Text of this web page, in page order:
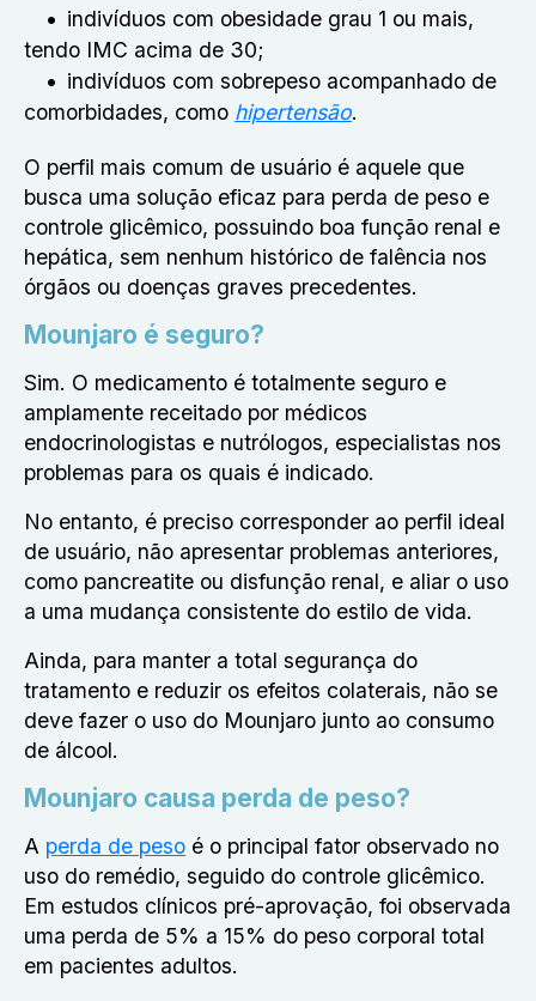
indivíduos com obesidade grau 1 ou mais,
tendo IMC acima de 30;
indivíduos com sobrepeso acompanhado de
comorbidades, como hipertensão.
O perfil mais comum de usuário é aquele que
busca uma solução eficaz para perda de peso e
controle glicêmico, possuindo boa função renal e
hepática, sem nenhum histórico de falência nos
órgãos ou doenças graves precedentes.
Mounjaro é seguro?
Sim. O medicamento é totalmente seguro e
amplamente receitado por médicos
endocrinologistas e nutrólogos, especialistas nos
problemas para os quais é indicado.
No entanto, é preciso corresponder ao perfil ideal
de usuário, não apresentar problemas anteriores,
como pancreatite ou disfunção renal, e aliar o uso
a uma mudança consistente do estilo de vida.
Ainda, para manter a total segurança do
tratamento e reduzir os efeitos colaterais, não se
deve fazer o uso do Mounjaro junto ao consumo
de álcool.
Mounjaro causa perda de peso?
A perda de peso é o principal fator observado no
uso do remédio, seguido do controle glicêmico.
Em estudos clínicos pré-aprovação, foi observada
uma perda de 5% a 15% do peso corporal total
em pacientes adultos.